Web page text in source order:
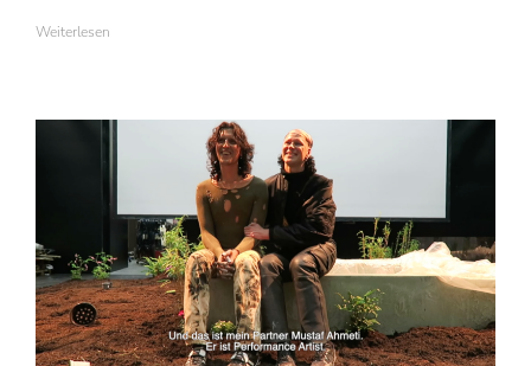
Weiterlesen